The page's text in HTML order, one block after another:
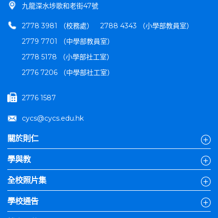
九龍深水埗歌和老街47號
2778 3981 （校務處）
2788 4343 （小學部教員室）
2779 7701 （中學部教員室）
2778 5178 （小學部社工室）
2776 7206 （中學部社工室）
2776 1587
cycs@cycs.edu.hk
關於則仁
學與教
全校照片集
學校通告